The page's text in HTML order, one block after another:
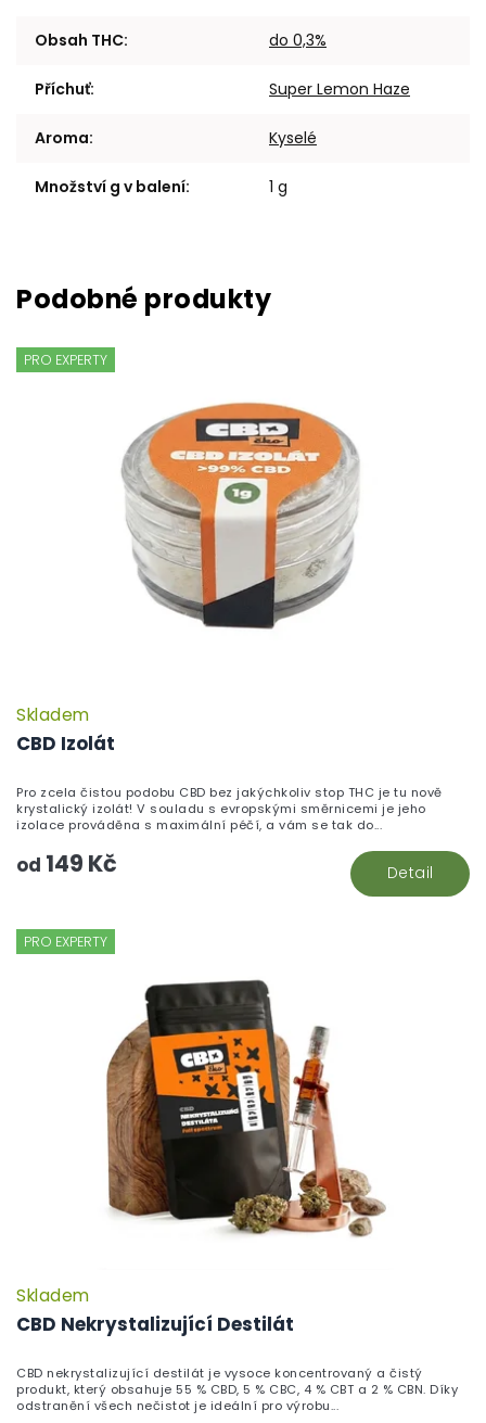
Obsah THC: do 0,3%
Příchuť: Super Lemon Haze
Aroma: Kyselé
Množství g v balení: 1 g
PRO EXPERTY
CBD Izolát
Skladem
od 149 Kč Detail
Pro zcela čistou podobu CBD bez jakýchkoliv stop THC je tu nově
krystalický izolát! V souladu s evropskými směrnicemi je jeho
izolace prováděna s maximální péčí, a vám se tak do...
PRO EXPERTY
CBD Nekrystalizující Destilát
Skladem
CBD nekrystalizující destilát je vysoce koncentrovaný a čistý
produkt, který obsahuje 55 % CBD, 5 % CBC, 4 % CBT a 2 % CBN. Díky
odstranění všech nečistot je ideální pro výrobu...